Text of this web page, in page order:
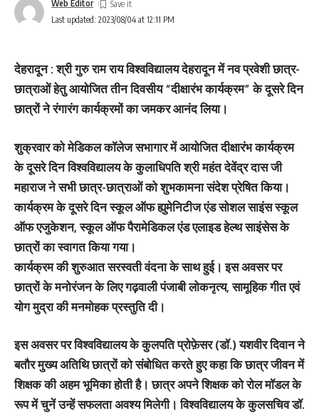
Last updated: 2023/08/04 at 12:11 PM
Web Editor
देहरादून : श्री गुरु राम राय विश्वविद्यालय देहरादून में नव प्रवेशी छात्र-
छात्राओं हेतु आयोजित तीन दिवसीय “दीक्षारंभ कार्यक्रम” के दूसरे दिन
छात्रों ने रंगारंग कार्यक्रमों का जमकर आनंद लिया।
शुक्रवार को मेडिकल कॉलेज सभागार में आयोजित दीक्षारंभ कार्यक्रम
के दूसरे दिन विश्वविद्यालय के कुलाधिपति श्री महंत देवेंद्र दास जी
महाराज ने सभी छात्र-छात्राओं को शुभकामना संदेश प्रेषित किया।
कार्यक्रम के दूसरे दिन स्कूल ऑफ ह्युमेनिटीज एंड सोशल साइंस स्कूल
ऑफ एजुकेशन, स्कूल ऑफ पैरामेडिकल एंड एलाइड हेल्थ साइंसेस के
छात्रों का स्वागत किया गया।
कार्यक्रम की शुरुआत सरस्वती वंदना के साथ हुई। इस अवसर पर
छात्रों के मनोरंजन के लिए गढ़वाली पंजाबी लोकनृत्य, सामूहिक गीत एवं
योग मुद्रा की मनमोहक प्रस्तुति दी।
इस अवसर पर विश्वविद्यालय के कुलपति प्रोफ़ेसर (डॉ.) यशवीर दिवान ने
बतौर मुख्य अतिथि छात्रों को संबोधित करते हुए कहा कि छात्र जीवन में
शिक्षक की अहम भूमिका होती है। छात्र अपने शिक्षक को रोल मॉडल के
रूप में चुनें उन्हें सफलता अवश्य मिलेगी। विश्वविद्यालय के कुलसचिव डॉ.